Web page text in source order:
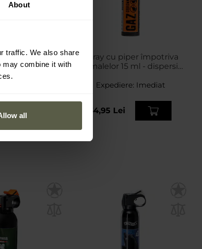
About
traffic. We also share
may combine it with
all
împotriva
1000 Pepper
ml - jet
Spray cu piper împotriva
animalelor 15 ml - dispersie
Expediere: Imediat
34,95 Lei